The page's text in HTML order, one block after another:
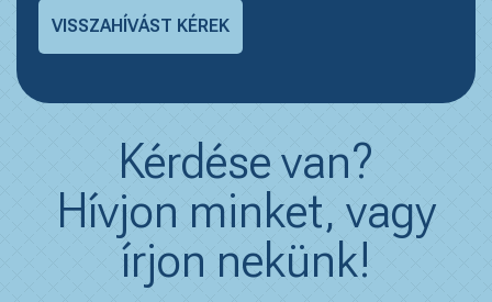
Kérdése van?
Hívjon minket, vagy
írjon nekünk!